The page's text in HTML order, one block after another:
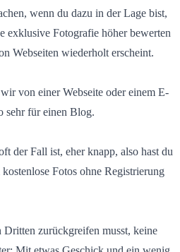
wenn du dazu in der Lage bist,
exklusive Fotografie höher bewerten
Webseiten wiederholt erscheint.
von einer Webseite oder einem E-
sehr für einen Blog.
der Fall ist, eher knapp, also hast du
kostenlose Fotos ohne Registrierung
zurückgreifen musst, keine